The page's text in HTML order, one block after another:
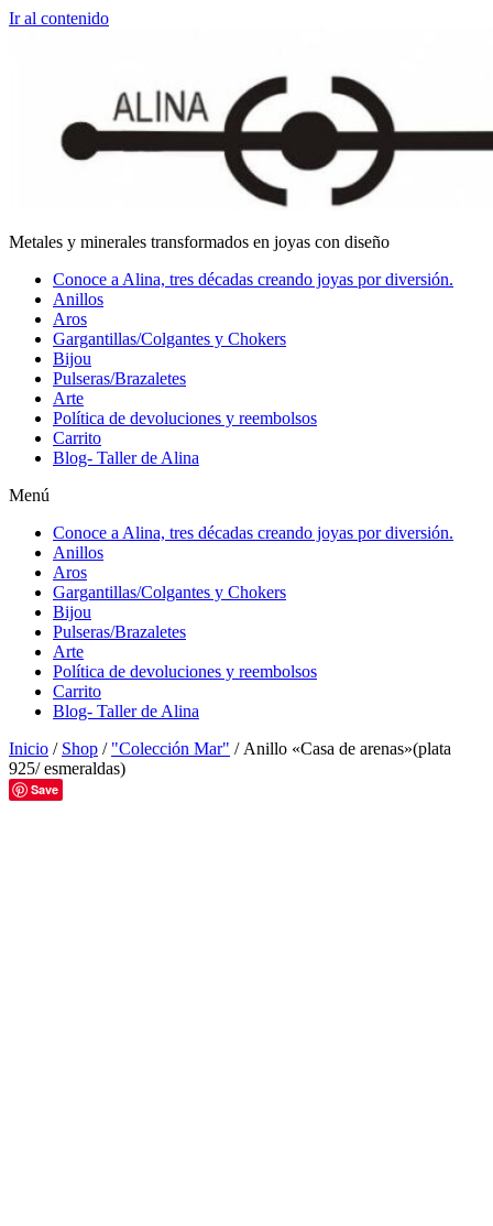
Ir al contenido
Metales y minerales transformados en joyas con diseño
Conoce a Alina, tres décadas creando joyas por diversión.
Anillos
Aros
Gargantillas/Colgantes y Chokers
Bijou
Pulseras/Brazaletes
Arte
Política de devoluciones y reembolsos
Carrito
Blog- Taller de Alina
Menú
Conoce a Alina, tres décadas creando joyas por diversión.
Anillos
Aros
Gargantillas/Colgantes y Chokers
Bijou
Pulseras/Brazaletes
Arte
Política de devoluciones y reembolsos
Carrito
Blog- Taller de Alina
Inicio / Shop / "Colección Mar" / Anillo «Casa de arenas»(plata
925/ esmeraldas)
Save